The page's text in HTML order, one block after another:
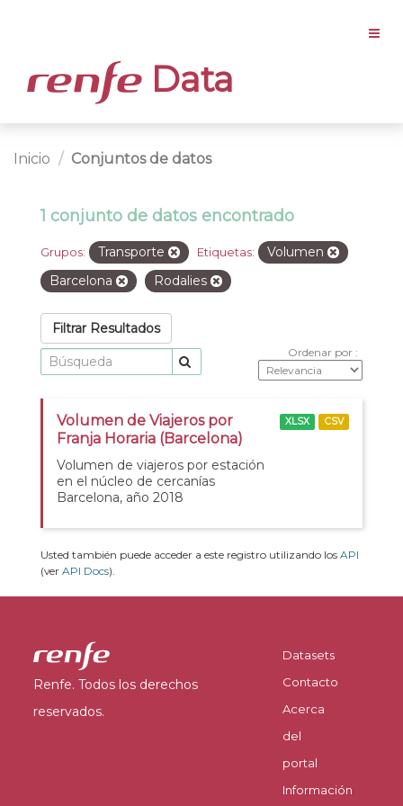
Data
Inicio Conjuntos de datos
1 conjunto de datos encontrado
Grupos: Transporte Etiquetas:
Volumen
Barcelona
Rodalies
Filtrar Resultados
Ordenar por
Volumen de Viajeros por
Franja Horaria (Barcelona)
Volumen de viajeros por estación
en el núcleo de cercanías
Barcelona, año 2018
XLSX CSV
Usted también puede acceder a este registro utilizando los API
(ver API Docs).
Renfe. Todos los derechos
reservados.
Datasets
Contacto
Acerca
del
portal
Información